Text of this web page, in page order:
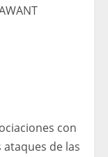
con
de las